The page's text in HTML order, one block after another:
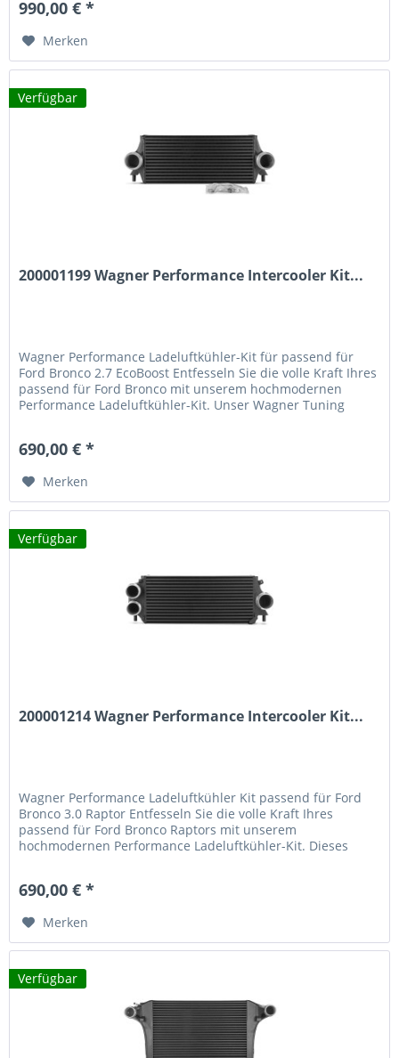
definiert neue Standards in Sachen Kühlleistung und
990,00 € *
Merken
Verfügbar
200001199 Wagner Performance Intercooler Kit...
Wagner Performance Ladeluftkühler-Kit für passend für
Ford Bronco 2.7 EcoBoost Entfesseln Sie die volle Kraft Ihres
passend für Ford Bronco mit unserem hochmodernen
Performance Ladeluftkühler-Kit. Unser Wagner Tuning
liefern. Technische Merkmale 69% mehr Volumen: Mit 11...
690,00 € *
Merken
Verfügbar
200001214 Wagner Performance Intercooler Kit...
Wagner Performance Ladeluftkühler Kit passend für Ford
Bronco 3.0 Raptor Entfesseln Sie die volle Kraft Ihres
passend für Ford Bronco Raptors mit unserem
hochmodernen Performance Ladeluftkühler-Kit. Dieses
Kühlvolumen gegenüber dem serienmäßigen
690,00 € *
Merken
Verfügbar